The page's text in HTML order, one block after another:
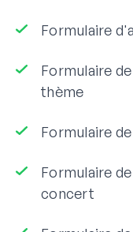
Formulaire
Formulaire
thème
Formulaire
Formulaire
concert